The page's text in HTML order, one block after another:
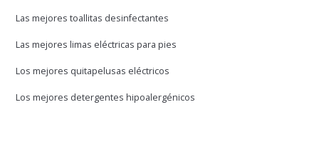
Las mejores toallitas desinfectantes
Las mejores limas eléctricas para pies
Los mejores quitapelusas eléctricos
Los mejores detergentes hipoalergénicos